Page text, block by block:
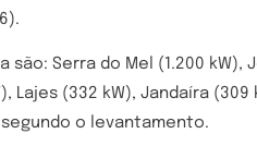
Serra do Mel (1.200 kW),
Lajes (332 kW), Jandaíra (309
o levantamento.